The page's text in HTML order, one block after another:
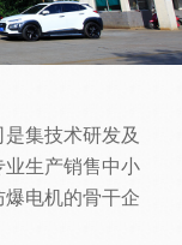
是集技术研发及
生产销售中小
电机的骨干企